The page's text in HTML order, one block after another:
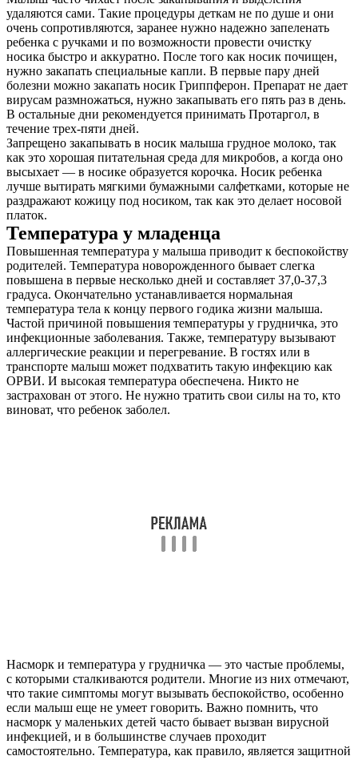
удаляются сами. Такие процедуры деткам не по душе и они
очень сопротивляются, заранее нужно надежно запеленать
ребенка с ручками и по возможности провести очистку
носика быстро и аккуратно. После того как носик почищен,
нужно закапать специальные капли. В первые пару дней
болезни можно закапать носик Гриппферон. Препарат не дает
вирусам размножаться, нужно закапывать его пять раз в день.
В остальные дни рекомендуется принимать Протаргол, в
течение трех-пяти дней.
Запрещено закапывать в носик малыша грудное молоко, так
как это хорошая питательная среда для микробов, а когда оно
высыхает — в носике образуется корочка. Носик ребенка
лучше вытирать мягкими бумажными салфетками, которые не
раздражают кожицу под носиком, так как это делает носовой
платок.
Температура у младенца
Повышенная температура у малыша приводит к беспокойству
родителей. Температура новорожденного бывает слегка
повышена в первые несколько дней и составляет 37,0-37,3
градуса. Окончательно устанавливается нормальная
температура тела к концу первого годика жизни малыша.
Частой причиной повышения температуры у грудничка, это
инфекционные заболевания. Также, температуру вызывают
аллергические реакции и перегревание. В гостях или в
транспорте малыш может подхватить такую инфекцию как
ОРВИ. И высокая температура обеспечена. Никто не
застрахован от этого. Не нужно тратить свои силы на то, кто
виноват, что ребенок заболел.
Насморк и температура у грудничка — это частые проблемы,
с которыми сталкиваются родители. Многие из них отмечают,
что такие симптомы могут вызывать беспокойство, особенно
если малыш еще не умеет говорить. Важно помнить, что
насморк у маленьких детей часто бывает вызван вирусной
инфекцией, и в большинстве случаев проходит
самостоятельно. Температура, как правило, является защитной